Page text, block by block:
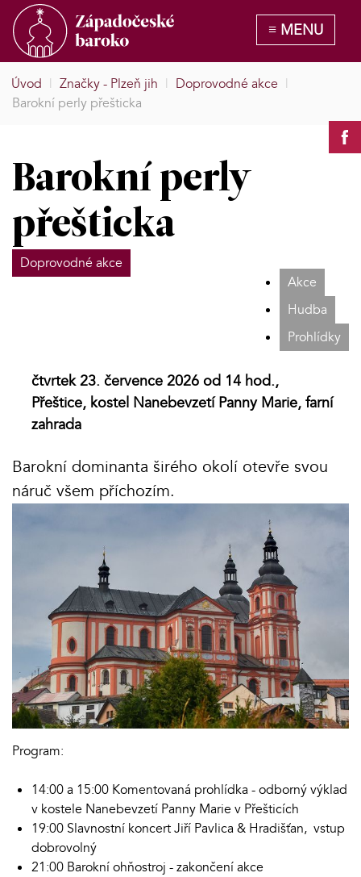
Úvod | Značky - Plzeň jih | Doprovodné akce |
Barokní perly přešticka
Barokní perly
přešticka
Doprovodné akce
Akce
Hudba
Prohlídky
čtvrtek 23. července 2026 od 14 hod.,
Přeštice, kostel Nanebevzetí Panny Marie, farní
zahrada
Barokní dominanta širého okolí otevře svou
náruč všem příchozím.
Program:
14:00 a 15:00 Komentovaná prohlídka - odborný výklad
v kostele Nanebevzetí Panny Marie v Přešticích
19:00 Slavnostní koncert Jiří Pavlica & Hradišťan, vstup
dobrovolný
21:00 Barokní ohňostroj - zakončení akce